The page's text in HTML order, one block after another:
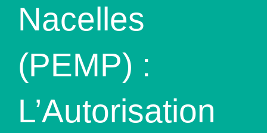
Nacelles
(PEMP) :
L’Autorisation